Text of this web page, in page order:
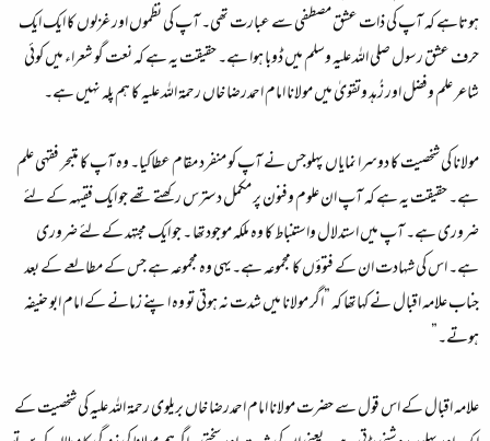
ہوتاہے کہ آپ کی ذات عشق مصطفی سے عبارت تھی۔ آپ کی نظموں اور غزلوں کا ایک ایک
حرف عشق رسول صلی اللہ علیہ وسلم میں ڈوبا ہوا ہے۔ حقیقت یہ ہے کہ نعت گو شعراء میں کوئی
شاعر علم وفضل اور زُہد وتقویٰ میں مولانا امام احمدرضا خاں رحمۃ اللہ علیہ کا ہم پلہ نہیں ہے۔
مولانا کی شخصیت کا دوسرا نمایاں پہلوجس نے آپ کو منفرد مقام عطاکیا۔ وہ آپ کا متبحر فقہی علم
ہے۔ حقیقت یہ ہے کہ آپ ان علوم وفنون پر مکمل دسترس رکھتے تھے جو ایک فقیہہ کے لئے
ضروری ہے۔ آپ میں استدلال واستنباط کا وہ ملکہ موجودتھا ۔ جو ایک مجتہد کے لئے ضروری
ہے۔ اس کی شہادت ان کے فتوؤں کا مجموعہ ہے۔یہی وہ مجموعہ ہے جس کے مطالعے کے بعد
جناب علامہ اقبال نے کہاتھا کہ ”اگر مولانا میں شدت نہ ہوتی تو وہ اپنے زمانے کے امام ابو حنیفہ
ہوتے۔”
علامہ اقبال کے اس قول سے حضرت مولانا امام احمدرضا خاں بریلوی رحمۃ اللہ علیہ کی شخصیت کے